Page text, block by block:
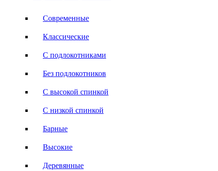
Современные
Классические
С подлокотниками
Без подлокотников
С высокой спинкой
С низкой спинкой
Барные
Высокие
Деревянные